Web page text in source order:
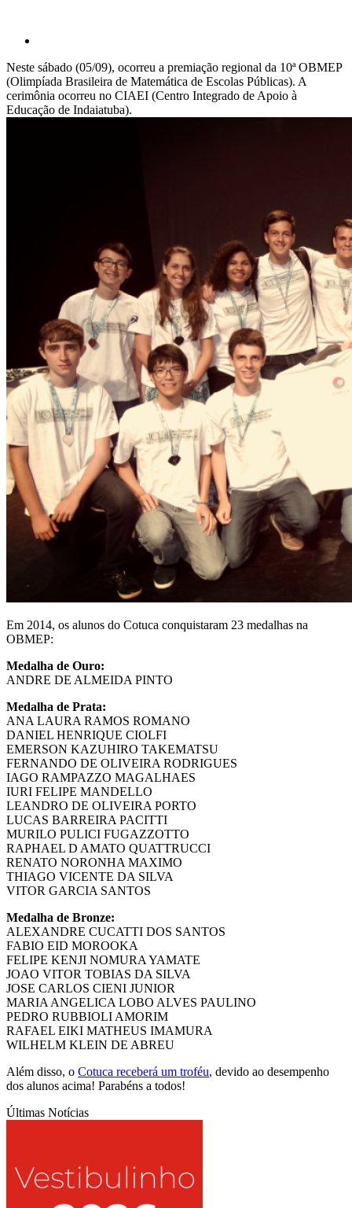
Neste sábado (05/09), ocorreu a premiação regional da 10ª OBMEP
(Olimpíada Brasileira de Matemática de Escolas Públicas). A
cerimônia ocorreu no CIAEI (Centro Integrado de Apoio à
Educação de Indaiatuba).
Em 2014, os alunos do Cotuca conquistaram 23 medalhas na
OBMEP:
Medalha de Ouro:
ANDRE DE ALMEIDA PINTO
Medalha de Prata:
ANA LAURA RAMOS ROMANO
DANIEL HENRIQUE CIOLFI
EMERSON KAZUHIRO TAKEMATSU
FERNANDO DE OLIVEIRA RODRIGUES
IAGO RAMPAZZO MAGALHAES
IURI FELIPE MANDELLO
LEANDRO DE OLIVEIRA PORTO
LUCAS BARREIRA PACITTI
MURILO PULICI FUGAZZOTTO
RAPHAEL D AMATO QUATTRUCCI
RENATO NORONHA MAXIMO
THIAGO VICENTE DA SILVA
VITOR GARCIA SANTOS
Medalha de Bronze:
ALEXANDRE CUCATTI DOS SANTOS
FABIO EID MOROOKA
FELIPE KENJI NOMURA YAMATE
JOAO VITOR TOBIAS DA SILVA
JOSE CARLOS CIENI JUNIOR
MARIA ANGELICA LOBO ALVES PAULINO
PEDRO RUBBIOLI AMORIM
RAFAEL EIKI MATHEUS IMAMURA
WILHELM KLEIN DE ABREU
Além disso, o Cotuca receberá um troféu, devido ao desempenho
dos alunos acima! Parabéns a todos!
Últimas Notícias